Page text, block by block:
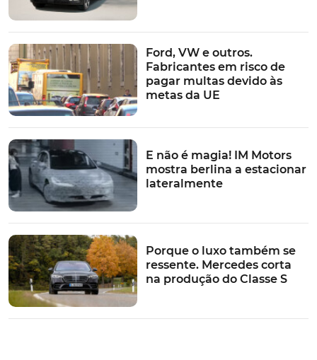
Ford, VW e outros.
Fabricantes em risco de
pagar multas devido às
metas da UE
E não é magia! IM Motors
mostra berlina a estacionar
lateralmente
Porque o luxo também se
ressente. Mercedes corta
na produção do Classe S